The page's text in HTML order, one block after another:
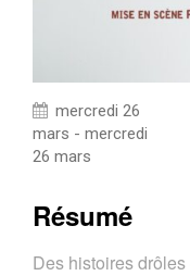
mercredi 26
mars - mercredi
26 mars
Résumé
Des histoires